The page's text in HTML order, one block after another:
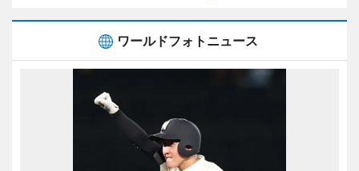
ワールドフォトニュース